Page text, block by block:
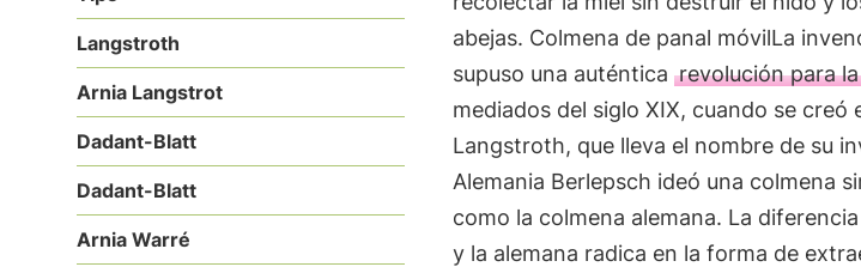
Langstroth
Arnia Langstrot
Dadant-Blatt
Dadant-Blatt
Arnia Warré
abejas. Colmena de panal móvilLa
supuso una auténtica revolución para
mediados del siglo XIX, cuando se creó
Langstroth, que lleva el nombre de su
Alemania Berlepsch ideó una colmena
como la colmena alemana. La
y la alemana radica en la forma de